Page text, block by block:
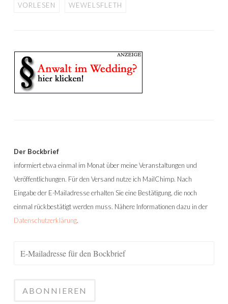
VORLESEN WEWELSFLETH
Der Bockbrief
informiert etwa einmal im Monat über meine Veranstaltungen und
Veröffentlichungen. Für den Versand nutze ich MailChimp. Nach
Eingabe der E-Mailadresse erhalten Sie eine Bestätigung, die noch
einmal rückbestätigt werden muss. Nähere Informationen dazu in der
Datenschutzerklärung.